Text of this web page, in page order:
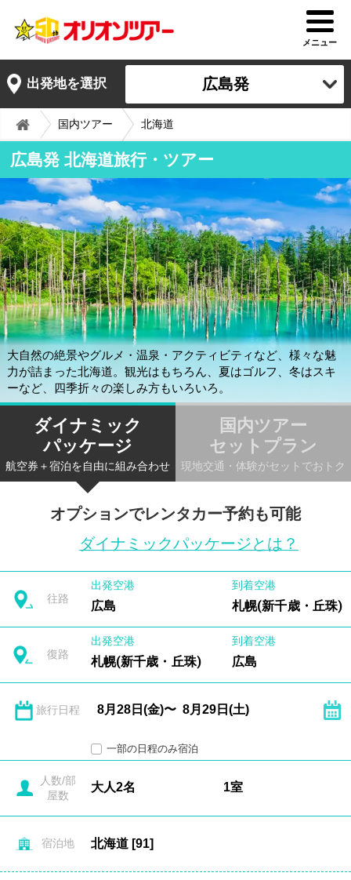
メニュー
出発地を選択 広島発
国内ツアー 北海道
広島発 北海道旅行・ツアー
大自然の絶景やグルメ・温泉・アクティビティなど、様々な魅
力が詰まった北海道。観光はもちろん、夏はゴルフ、冬はスキ
ーなど、四季折々の楽しみ方もいろいろ。
ダイナミック
パッケージ
航空券＋宿泊を自由に組み合わせ
国内ツアー
セットプラン
現地交通・体験がセットでおトク
オプションでレンタカー予約も可能
ダイナミックパッケージとは？
往路
出発空港
広島
到着空港
札幌(新千歳・丘珠)
復路
出発空港
札幌(新千歳・丘珠)
到着空港
広島
旅行日程
一部の日程のみ宿泊
人数/部
屋数
宿泊地